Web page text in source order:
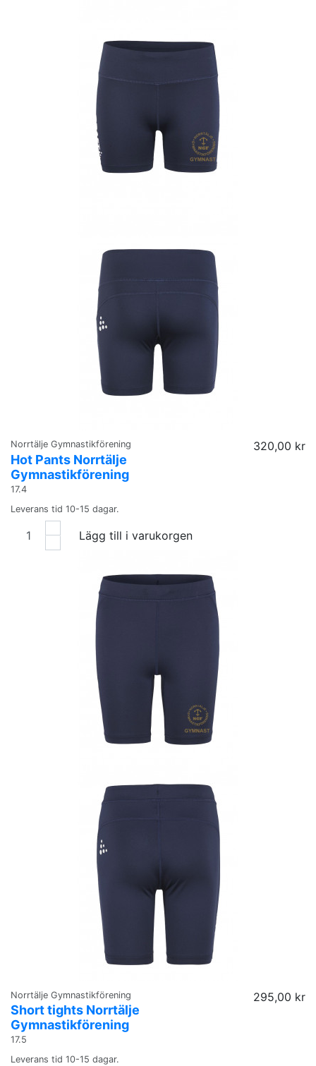
Norrtälje Gymnastikförening
Hot Pants Norrtälje
Gymnastikförening
17.4
320,00 kr
Leverans tid 10-15 dagar.
Lägg till i varukorgen
Norrtälje Gymnastikförening
Short tights Norrtälje
Gymnastikförening
17.5
295,00 kr
Leverans tid 10-15 dagar.